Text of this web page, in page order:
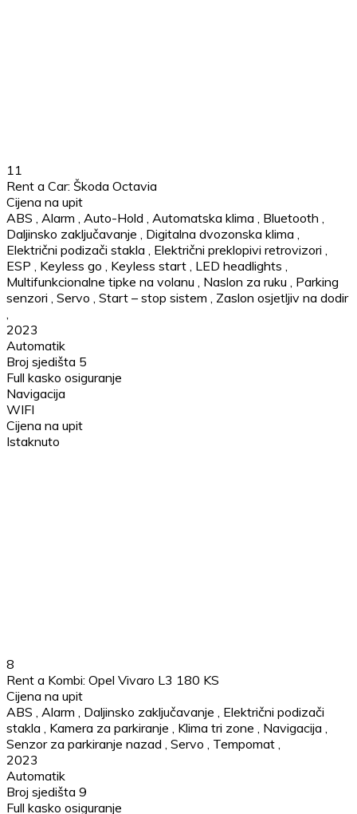
11
Rent a Car: Škoda Octavia
Cijena na upit
ABS
Alarm Auto-Hold Automatska klima Bluetooth
Daljinsko zaključavanje
Digitalna dvozonska klima
Električni podizači stakla
Električni preklopivi retrovizori
ESP
Keyless go Keyless start LED headlights
Multifunkcionalne tipke na volanu
Naslon za ruku
Parking
senzori Servo Start – stop sistem
Zaslon osjetljiv na dodir
2023
Automatik
Broj sjedišta 5
Full kasko osiguranje
Navigacija
WIFI
Cijena na upit
Istaknuto
8
Rent a Kombi: Opel Vivaro L3 180 KS
Cijena na upit
ABS , Alarm , Daljinsko zaključavanje , Električni podizači
stakla , Kamera za parkiranje , Klima tri zone , Navigacija ,
Senzor za parkiranje nazad , Servo , Tempomat ,
2023
Automatik
Broj sjedišta 9
Full kasko osiguranje